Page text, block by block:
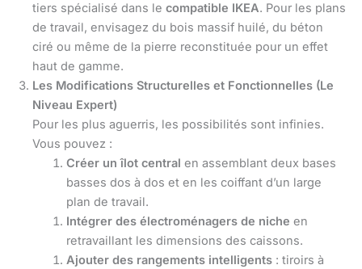
tiers spécialisé dans le compatible IKEA. Pour les plans
de travail, envisagez du bois massif huilé, du béton
ciré ou même de la pierre reconstituée pour un effet
haut de gamme.
Les Modifications Structurelles et Fonctionnelles (Le
Niveau Expert)
Pour les plus aguerris, les possibilités sont infinies.
Vous pouvez :
Créer un îlot central en assemblant deux bases
basses dos à dos et en les coiffant d’un large
plan de travail.
Intégrer des électroménagers de niche en
retravaillant les dimensions des caissons.
Ajouter des rangements intelligents: tiroirs à